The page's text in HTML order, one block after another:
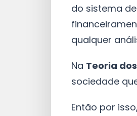
do sistema
qualquer
Na Teoria
sociedade
Então por